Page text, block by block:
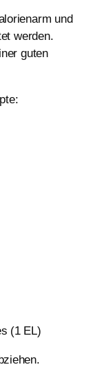
und
werden.
guten
(1 EL)